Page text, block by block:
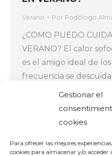
Gestionar el
cookies
Para ofrecer las mejores
cookies para almacenar y/o
Verano Por Podólogo
¿COMO PUEDO
VERANO? El calor
es el amigo ideal de
frecuencia se
inapropiado que los
posibles problems
ampollas,
infecciones u hongos.…